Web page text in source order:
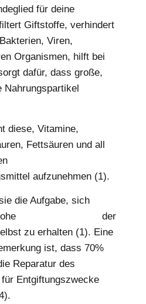
für deine
Giftstoffe, verhindert
Viren,
Organismen, hilft bei
dafür, dass große,
Nahrungspartikel
diese, Vitamine,
Fettsäuren und all
aufzunehmen (1).
die Aufgabe, sich
der
zu erhalten (1). Eine
ist, dass 70%
Reparatur des
Entgiftungszwecke